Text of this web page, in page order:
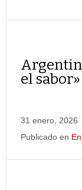
el sabor»
31 enero, 2026
Publicado en